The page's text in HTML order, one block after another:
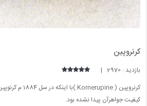
کرنروپین
بازدید : 2970 |
کیفیت جواهرآن پیدا نشده بود.